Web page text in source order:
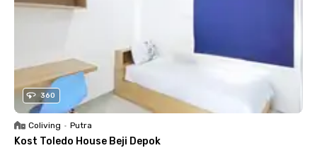
360
Coliving • Putra
Kost Toledo House Beji Depok